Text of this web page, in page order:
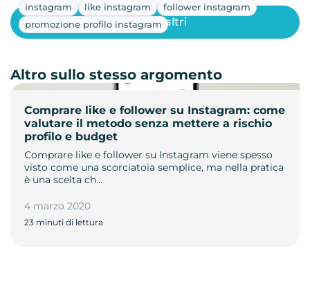
instagram like instagram
follower instagram
promozione profilo instagram
Comprare like e follower su Instagram: come
valutare il metodo senza mettere a rischio
profilo e budget
Comprare like e follower su Instagram viene spesso
visto come una scorciatoia semplice, ma nella pratica
è una scelta ch…
4 marzo 2020
23 minuti di lettura
Mostra altri
Altro sullo stesso argomento